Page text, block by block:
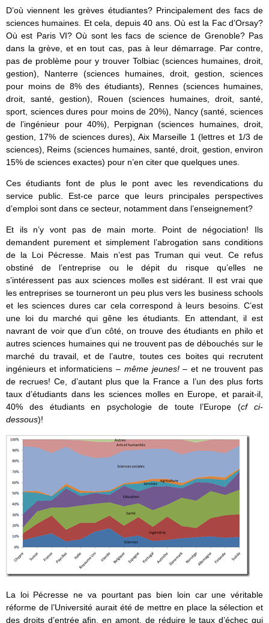
D’où viennent les grèves étudiantes? Principalement des facs de
sciences humaines. Et cela, depuis 40 ans. Où est la Fac d’Orsay?
Où est Paris VI? Où sont les facs de science de Grenoble? Pas
dans la grève, et en tout cas, pas à leur démarrage. Par contre,
pas de problème pour y trouver Tolbiac (sciences humaines, droit,
gestion), Nanterre (sciences humaines, droit, gestion, sciences
pour moins de 8% des étudiants), Rennes (sciences humaines,
droit, santé, gestion), Rouen (sciences humaines, droit, santé,
sport, sciences dures pour moins de 20%), Nancy (santé, sciences
de l’ingénieur pour 40%), Perpignan (sciences humaines, droit,
gestion, 17% de sciences dures), Aix Marseille 1 (lettres et 1/3 de
sciences), Reims (sciences humaines, santé, droit, gestion, environ
15% de sciences exactes) pour n’en citer que quelques unes.
Ces étudiants font de plus le pont avec les revendications du
service public. Est-ce parce que leurs principales perspectives
d’emploi sont dans ce secteur, notamment dans l’enseignement?
Et ils n’y vont pas de main morte. Point de négociation! Ils
demandent purement et simplement l’abrogation sans conditions
de la Loi Pécresse. Mais n’est pas Truman qui veut. Ce refus
obstiné de l’entreprise ou le dépit du risque qu’elles ne
s’intéressent pas aux sciences molles est sidérant. Il est vrai que
les entreprises se tourneront un peu plus vers les business schools
et les sciences dures car cela correspond à leurs besoins. C’est
une loi du marché qui gêne les étudiants. En attendant, il est
navrant de voir que d’un côté, on trouve des étudiants en philo et
autres sciences humaines qui ne trouvent pas de débouchés sur le
marché du travail, et de l’autre, toutes ces boites qui recrutent
ingénieurs et informaticiens – même jeunes!– et ne trouvent pas
de recrues! Ce, d’autant plus que la France a l’un des plus forts
taux d’étudiants dans les sciences molles en Europe, et parait-il,
40% des étudiants en psychologie de toute l’Europe (cf ci-
dessous)!
La loi Pécresse ne va pourtant pas bien loin car une véritable
réforme de l’Université aurait été de mettre en place la sélection et
des droits d’entrée afin, en amont, de réduire le taux d’échec qui